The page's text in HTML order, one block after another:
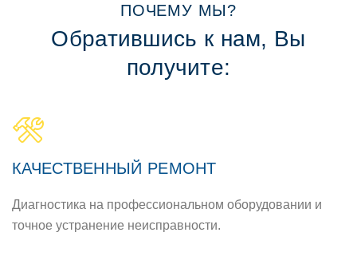
ПОЧЕМУ МЫ?
Обратившись к нам, Вы
получите:
КАЧЕСТВЕННЫЙ РЕМОНТ
Диагностика на профессиональном оборудовании и
точное устранение неисправности.